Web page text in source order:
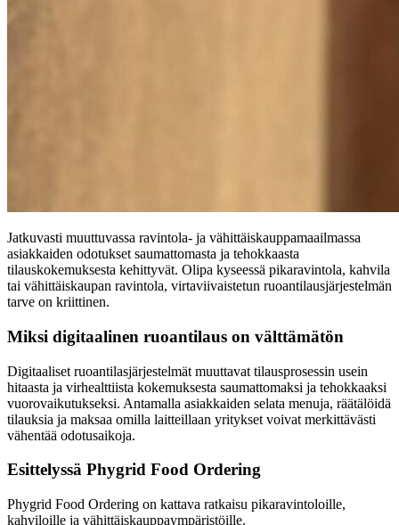
Jatkuvasti muuttuvassa ravintola- ja vähittäiskauppamaailmassa
asiakkaiden odotukset saumattomasta ja tehokkaasta
tilauskokemuksesta kehittyvät. Olipa kyseessä pikaravintola, kahvila
tai vähittäiskaupan ravintola, virtaviivaistetun ruoantilausjärjestelmän
tarve on kriittinen.
Miksi digitaalinen ruoantilaus on välttämätön
Digitaaliset ruoantilasjärjestelmät muuttavat tilausprosessin usein
hitaasta ja virhealttiista kokemuksesta saumattomaksi ja tehokkaaksi
vuorovaikutukseksi. Antamalla asiakkaiden selata menuja, räätälöidä
tilauksia ja maksaa omilla laitteillaan yritykset voivat merkittävästi
vähentää odotusaikoja.
Esittelyssä Phygrid Food Ordering
Phygrid Food Ordering on kattava ratkaisu pikaravintoloille,
kahviloille ja vähittäiskauppaympäristöille.